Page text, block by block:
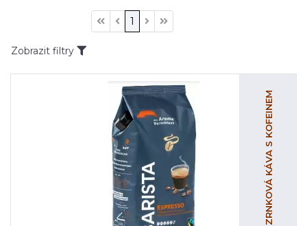
1
Zobrazit filtry
ZRNKOVÁ KÁVA S KOFEINEM